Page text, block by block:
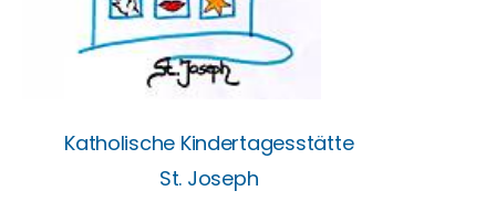
Katholische Kindertagesstätte
St. Joseph